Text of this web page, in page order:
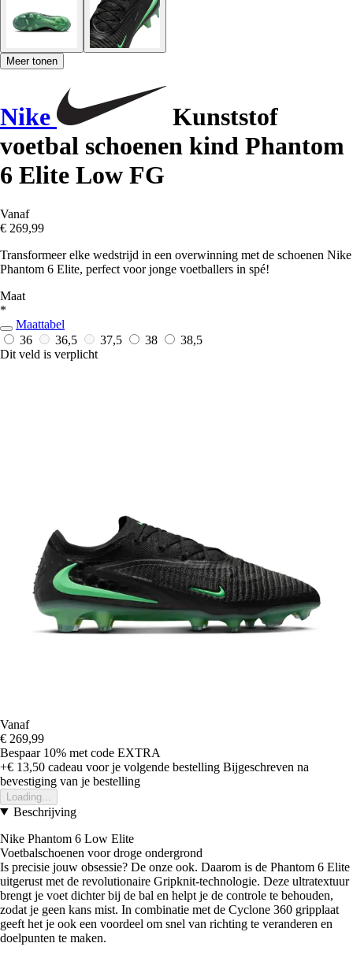
Meer tonen
Nike
Kunststof
voetbal schoenen kind Phantom
6 Elite Low FG
Vanaf
€ 269,99
Transformeer elke wedstrijd in een overwinning met de schoenen Nike
Phantom 6 Elite, perfect voor jonge voetballers in spé!
Maat
*
Maattabel
36
36,5 37,5 38
38,5
Dit veld is verplicht
Vanaf
€ 269,99
Bespaar 10% met code EXTRA
+€ 13,50 cadeau voor je volgende bestelling Bijgeschreven na
bevestiging van je bestelling
Loading...
Beschrijving
Nike Phantom 6 Low Elite
Voetbalschoenen voor droge ondergrond
Is precisie jouw obsessie? De onze ook. Daarom is de Phantom 6 Elite
uitgerust met de revolutionaire Gripknit-technologie. Deze ultratextuur
brengt je voet dichter bij de bal en helpt je de controle te behouden,
zodat je geen kans mist. In combinatie met de Cyclone 360 gripplaat
geeft het je ook een voordeel om snel van richting te veranderen en
doelpunten te maken.